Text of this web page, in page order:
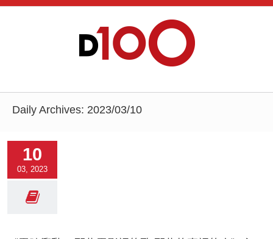
Daily Archives: 2023/03/10
10
03, 2023